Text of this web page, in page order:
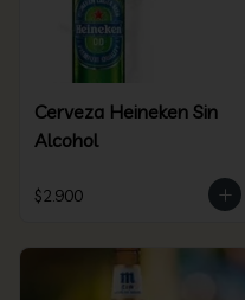
Cerveza Heineken Sin
Alcohol
$2.900